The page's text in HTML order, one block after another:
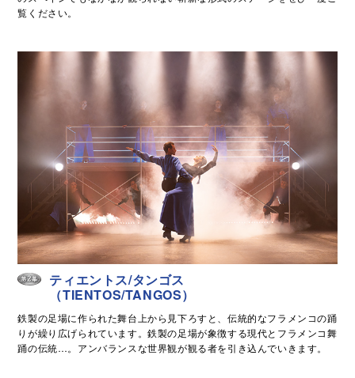
覧ください。
ティエントス/タンゴス
（TIENTOS/TANGOS）
鉄製の足場に作られた舞台上から見下ろすと、伝統的なフラメンコの踊
りが繰り広げられています。鉄製の足場が象徴する現代とフラメンコ舞
踊の伝統…。アンバランスな世界観が観る者を引き込んでいきます。